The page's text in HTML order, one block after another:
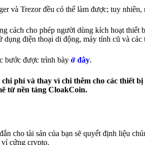
và Trezor đều có thể làm được; tuy
cách cho phép người dùng kích hoạt
điện thoại di động, máy tính cũ và
bước được trình bày ở đây.
phí và thay vì chi thêm cho các thiết
từ nền tảng CloakCoin.
cho tài sản của bạn sẽ quyết định liệu
ví cứng crypto.